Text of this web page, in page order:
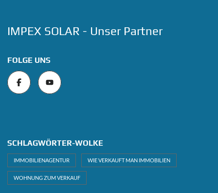
IMPEX SOLAR - Unser Partner
FOLGE UNS
SCHLAGWÖRTER-WOLKE
IMMOBILIENAGENTUR WIE VERKAUFT MAN IMMOBILIEN
WOHNUNG ZUM VERKAUF